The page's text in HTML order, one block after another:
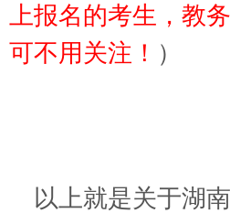
上报名的考生，教
可不用关注！ ）
以上就是关于湖